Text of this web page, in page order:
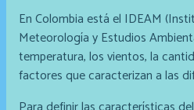
En Colombia está el IDEAM
Meteorología y Estudios
temperatura, los vientos, la
factores que caracterizan a las